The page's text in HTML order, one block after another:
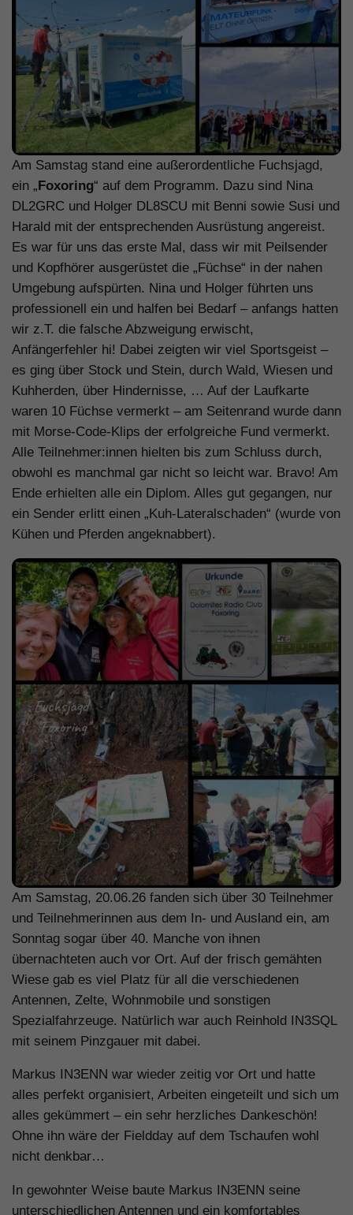
Am Samstag stand eine außerordentliche Fuchsjagd,
ein „Foxoring“ auf dem Programm. Dazu sind Nina
DL2GRC und Holger DL8SCU mit Benni sowie Susi und
Harald mit der entsprechenden Ausrüstung angereist.
Es war für uns das erste Mal, dass wir mit Peilsender
und Kopfhörer ausgerüstet die „Füchse“ in der nahen
Umgebung aufspürten. Nina und Holger führten uns
professionell ein und halfen bei Bedarf – anfangs hatten
wir z.T. die falsche Abzweigung erwischt,
Anfängerfehler hi! Dabei zeigten wir viel Sportsgeist –
es ging über Stock und Stein, durch Wald, Wiesen und
Kuhherden, über Hindernisse, … Auf der Laufkarte
waren 10 Füchse vermerkt – am Seitenrand wurde dann
mit Morse-Code-Klips der erfolgreiche Fund vermerkt.
Alle Teilnehmer:innen hielten bis zum Schluss durch,
obwohl es manchmal gar nicht so leicht war. Bravo! Am
Ende erhielten alle ein Diplom. Alles gut gegangen, nur
ein Sender erlitt einen „Kuh-Lateralschaden“ (wurde von
Kühen und Pferden angeknabbert).
Am Samstag, 20.06.26 fanden sich über 30 Teilnehmer
und Teilnehmerinnen aus dem In- und Ausland ein, am
Sonntag sogar über 40. Manche von ihnen
übernachteten auch vor Ort. Auf der frisch gemähten
Wiese gab es viel Platz für all die verschiedenen
Antennen, Zelte, Wohnmobile und sonstigen
Spezialfahrzeuge. Natürlich war auch Reinhold IN3SQL
mit seinem Pinzgauer mit dabei.
Markus IN3ENN war wieder zeitig vor Ort und hatte
alles perfekt organisiert, Arbeiten eingeteilt und sich um
alles gekümmert – ein sehr herzliches Dankeschön!
Ohne ihn wäre der Fieldday auf dem Tschaufen wohl
nicht denkbar…
In gewohnter Weise baute Markus IN3ENN seine
unterschiedlichen Antennen und ein komfortables